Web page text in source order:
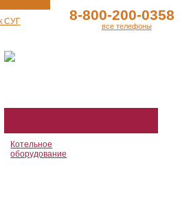
СУГ 8-800-200-0358
все телефоны
Котельное
оборудование